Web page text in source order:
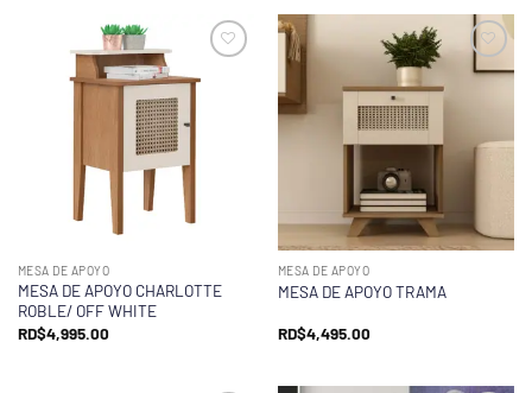
MESA DE APOYO
MESA DE APOYO CHARLOTTE
ROBLE/ OFF WHITE
RD$4,995.00
MESA DE APOYO
MESA DE APOYO TRAMA
RD$4,495.00